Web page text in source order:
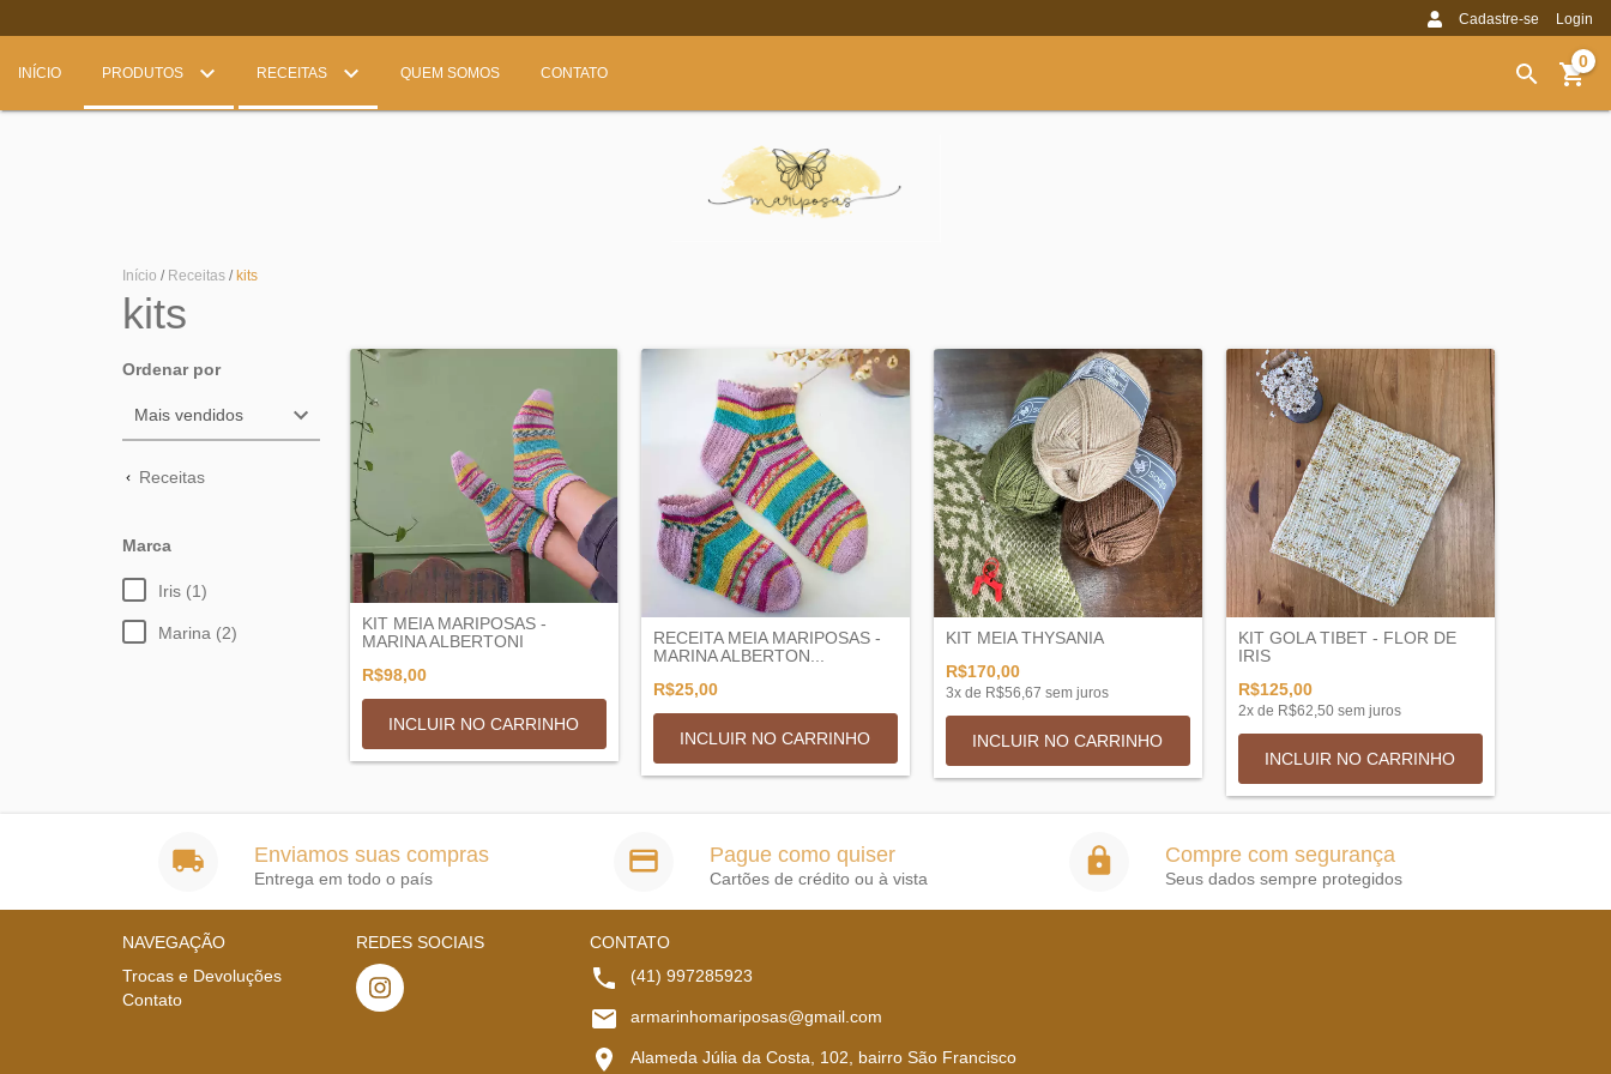
Cadastre-se Login
INÍCIO PRODUTOS RECEITAS QUEM SOMOS CONTATO
0
Início / Receitas / kits
kits
Ordenar por
Receitas
Marca
Iris (1)
Marina (2)
KIT MEIA MARIPOSAS -
MARINA ALBERTONI
R$98,00
INCLUIR NO CARRINHO
RECEITA MEIA MARIPOSAS -
MARINA ALBERTON...
R$25,00
KIT MEIA THYSANIA
R$170,00
3x de R$56,67 sem juros
INCLUIR NO CARRINHO
KIT GOLA TIBET - FLOR DE
IRIS
R$125,00
2x de R$62,50 sem juros
INCLUIR NO CARRINHO
Enviamos suas compras
Entrega em todo o país
Pague como quiser
Cartões de crédito ou à vista
Compre com segurança
Seus dados sempre protegidos
NAVEGAÇÃO
Trocas e Devoluções
Contato
REDES SOCIAIS
CONTATO
(41) 997285923
armarinhomariposas@gmail.com
Alameda Júlia da Costa, 102, bairro São Francisco